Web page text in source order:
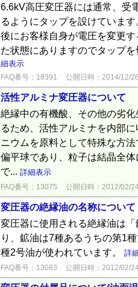
6.6kV高圧変圧器には通常、受
るようにタップを設けていま
後にお客様自身が電圧を変更
た状態にありますのでタップ
細表示
FAQ番号：18391 公開日時：2014/12/
活性アルミナ変圧器について
絶縁中の有機酸、その他の劣
るため、活性アルミナを内部
ニウムを原料として特殊な方
偏平球であり、粒子は結晶全
で... 詳細表示
FAQ番号：13075 公開日時：2012/02/
変圧器の絶縁油の名称について
変圧器に使用される絶縁油は
り、鉱油は7種あるうちの第1
種2号油が使われています。 詳
FAQ番号：13083 公開日時：2012/02/